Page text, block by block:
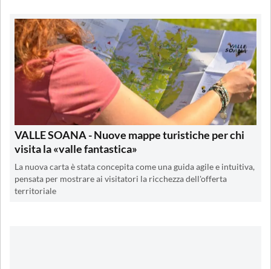
VALLE SOANA - Nuove mappe turistiche per chi
visita la «valle fantastica»
La nuova carta è stata concepita come una guida agile e intuitiva,
pensata per mostrare ai visitatori la ricchezza dell'offerta
territoriale